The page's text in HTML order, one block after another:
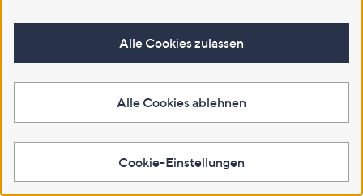
Alle Cookies zulassen
Alle Cookies ablehnen
Cookie-Einstellungen